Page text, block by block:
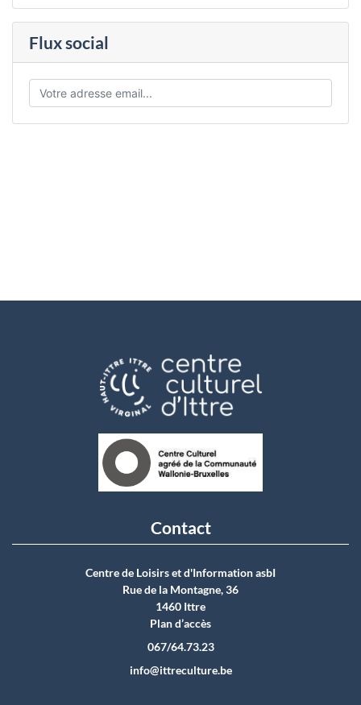
Flux social
Contact
Centre de Loisirs et d'Information asbI
Rue de la Montagne, 36
1460 Ittre
Plan d’accès
067/64.73.23
info@ittreculture.be